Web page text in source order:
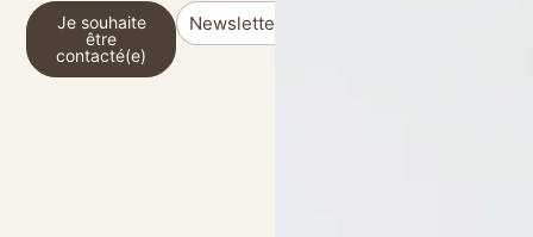
Je souhaite
être
contacté(e)
Newsletter